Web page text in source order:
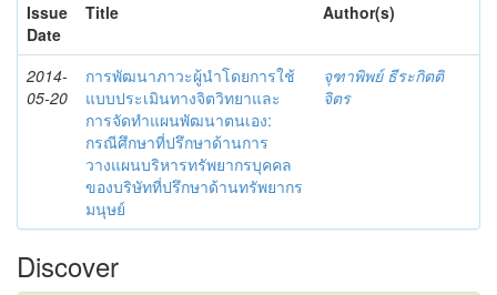
Issue
Date
Title Author(s)
2014-
05-20
การพัฒนาภาวะผู้นำโดยการใช้
แบบประเมินทางจิตวิทยาและ
การจัดทำแผนพัฒนาตนเอง:
กรณีศึกษาที่ปรึกษาด้านการ
วางแผนบริหารทรัพยากรบุคคล
ของบริษัทที่ปรึกษาด้านทรัพยากร
มนุษย์
จุฑาพิพย์ ธีระกิตติ
จิตร
Discover